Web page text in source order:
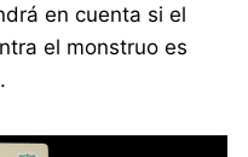
en cuenta si el
el monstruo es